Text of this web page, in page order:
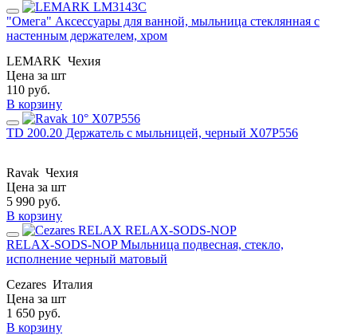
"Омега" Аксессуары для ванной, мыльница стеклянная с
настенным держателем, хром
LEMARK Чехия
Цена за шт
110 руб.
В корзину
TD 200.20 Держатель с мыльницей, черный X07P556
Ravak Чехия
Цена за шт
5 990 руб.
В корзину
RELAX-SODS-NOP Мыльница подвесная, стекло,
исполнение черный матовый
Cezares Италия
Цена за шт
1 650 руб.
В корзину